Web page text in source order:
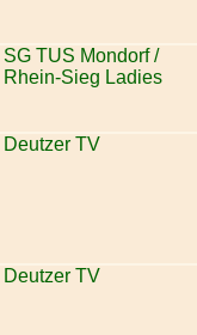
SG TUS Mondorf /
Rhein-Sieg Ladies
Deutzer TV
Deutzer TV